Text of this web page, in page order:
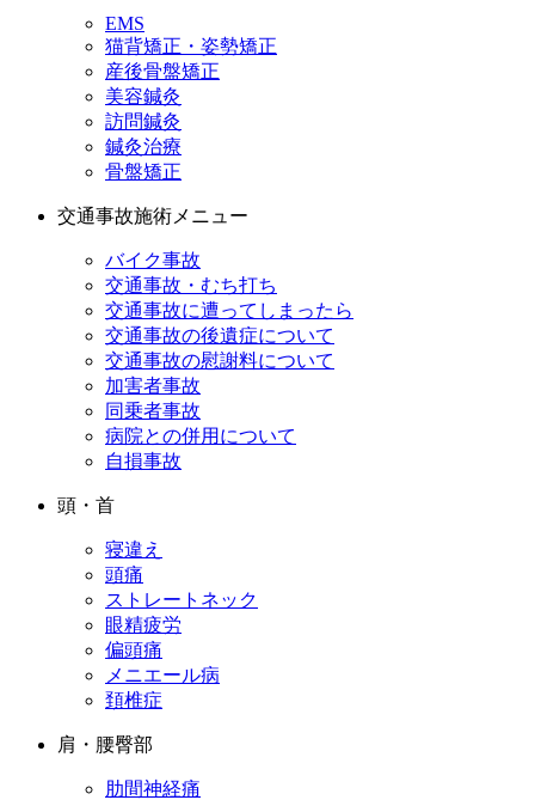
EMS
猫背矯正・姿勢矯正
産後骨盤矯正
美容鍼灸
訪問鍼灸
鍼灸治療
骨盤矯正
交通事故施術メニュー
バイク事故
交通事故・むち打ち
交通事故に遭ってしまったら
交通事故の後遺症について
交通事故の慰謝料について
加害者事故
同乗者事故
病院との併用について
自損事故
頭・首
寝違え
頭痛
ストレートネック
眼精疲労
偏頭痛
メニエール病
頚椎症
肩・腰臀部
肋間神経痛